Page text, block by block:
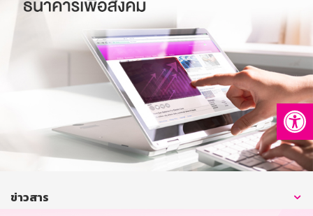
เกี่ยวกับธนาคาร
การพัฒนาที่ยั่งยืน
บริการทางการเงิน
ติดต่อเรา
บริการออนไลน์
ข่าวสาร